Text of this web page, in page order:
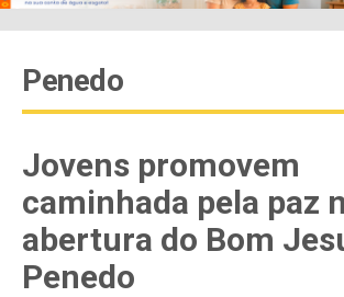
Penedo
Jovens promovem
caminhada pela paz
abertura do Bom
Penedo